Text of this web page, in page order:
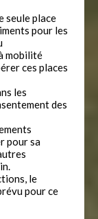
seule place
pour les
mobilité
ces places
les
des
pour sa
le
pour ce